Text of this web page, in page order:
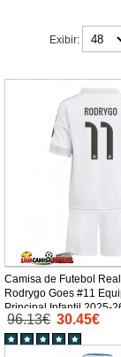
Exibir:
Camisa de Futebol
Rodrygo Goes #11
Principal Infantil 2025-
(+ Calças curtas)
96.13€ 30.45€